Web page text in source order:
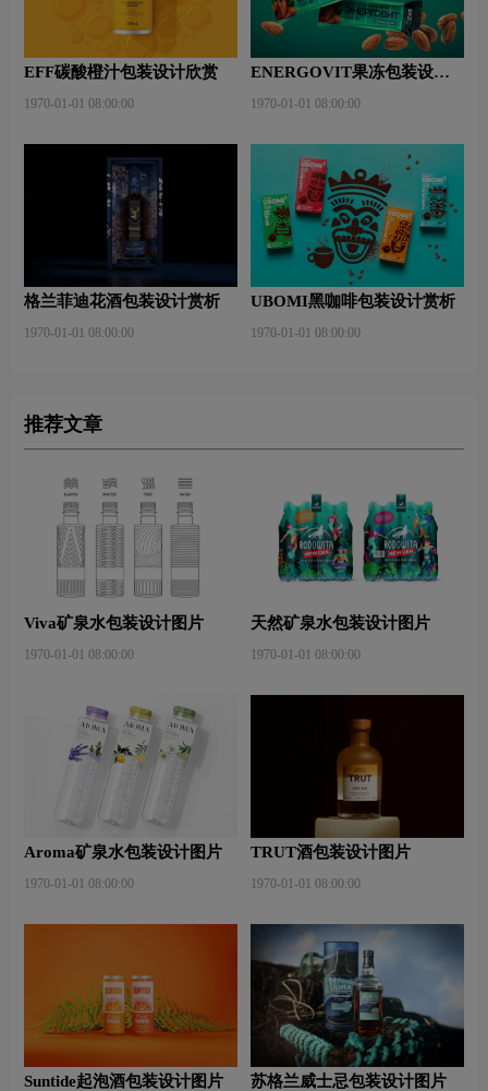
EFF碳酸橙汁包装设计欣赏
1970-01-01 08:00:00
ENERGOVIT果冻包装设计
1970-01-01 08:00:00
格兰菲迪花酒包装设计赏析
1970-01-01 08:00:00
UBOMI黑咖啡包装设计赏析
1970-01-01 08:00:00
推荐文章
Viva矿泉水包装设计图片
1970-01-01 08:00:00
天然矿泉水包装设计图片
1970-01-01 08:00:00
Aroma矿泉水包装设计图片
1970-01-01 08:00:00
TRUT酒包装设计图片
1970-01-01 08:00:00
Suntide起泡酒包装设计图片 苏格兰威士忌包装设计图片